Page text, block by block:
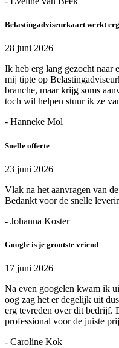
Belastingadviseurkaart werkt
28 juni 2026
Ik heb erg lang gezocht naar
mij tipte op
branche, maar krijg soms
toch wil helpen stuur ik ze
- Hanneke Mol
Snelle offerte
23 juni 2026
Vlak na het aanvragen van
Bedankt voor de snelle
- Johanna Koster
Google is je grootste vriend
17 juni 2026
Na even googelen kwam ik
oog zag het er degelijk uit
erg tevreden over dit bedrijf.
professional voor de juiste
- Caroline Kok